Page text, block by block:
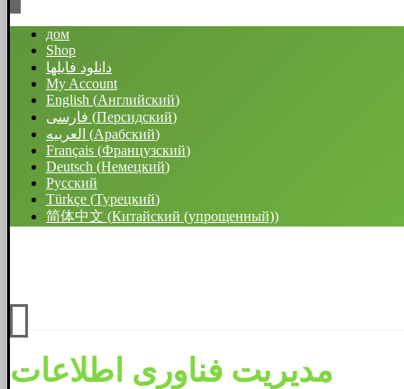
дом
Shop
دانلود فایلها
My Account
English (Английский)
فارسی (Персидский)
العربیه (Арабский)
Français (Французский)
Deutsch (Немецкий)
Русский
Türkçe (Турецкий)
简体中文 (Китайский (упрощенный))
مدیریت فناوری اطلاعات